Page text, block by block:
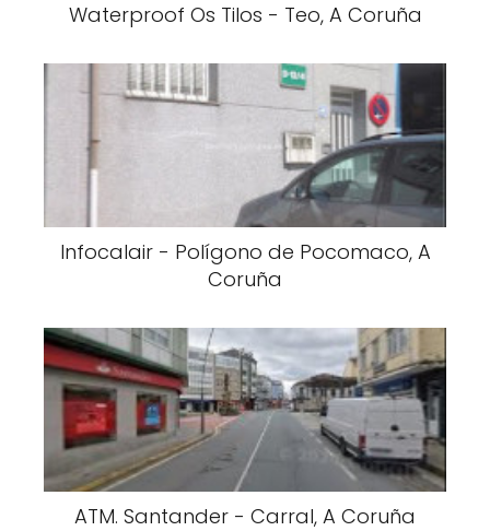
Waterproof Os Tilos - Teo, A Coruña
Infocalair - Polígono de Pocomaco, A
Coruña
ATM. Santander - Carral, A Coruña